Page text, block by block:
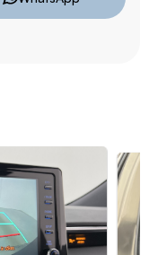
dagars fri försäkring